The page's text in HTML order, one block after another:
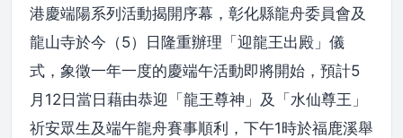
港慶端陽系列活動揭開序幕，彰化縣龍舟委員會及
龍山寺於今（5）日隆重辦理「迎龍王出殿」儀
式，象徵一年一度的慶端午活動即將開始，預計5
月12日當日藉由恭迎「龍王尊神」及「水仙尊王」
祈安眾生及端午龍舟賽事順利，下午1時於福鹿溪舉